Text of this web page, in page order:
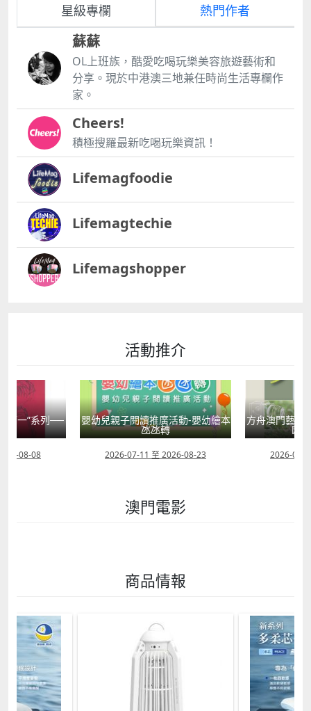
星級專欄 熱門作者
蘇蘇
OL上班族，酷愛吃喝玩樂美容旅遊藝術和
分享。現於中港澳三地兼任時尚生活專欄作
家。
Cheers!
積極搜羅最新吃喝玩樂資訊！
Lifemagfoodie
Lifemagtechie
Lifemagshopper
活動推介
動-嬰幼繪本
08-23
方舟澳門藝術學會呈獻2026《藝力
匯聚》雙聯展
2026-08-02 至 2026-09-12
菲律賓亮點文
覽會
2026-07-
澳門電影
商品情報